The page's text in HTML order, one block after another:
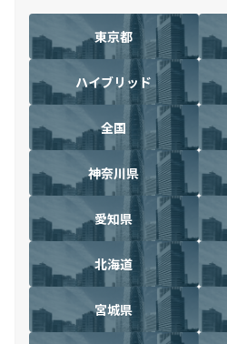
東京都
ハイブリッド
全国
神奈川県
愛知県
北海道
宮城県